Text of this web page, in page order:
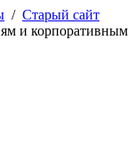
/ Старый сайт
и корпоративным